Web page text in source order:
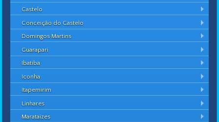
Castelo
Conceição do Castelo
Domingos Martins
Guarapari
Ibatiba
Iconha
Itapemirim
Linhares
Marataízes